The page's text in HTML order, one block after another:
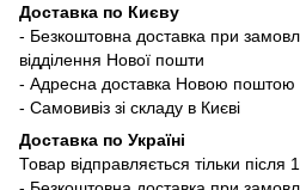
Доставка по Києву
- Безкоштовна доставка при
відділення Нової пошти
- Адресна доставка Новою поштою
- Самовивіз зі складу в Києві
Доставка по Україні
Товар відправляється тільки